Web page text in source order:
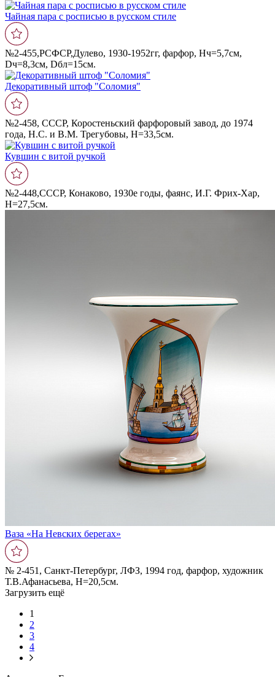
Чайная пара с росписью в русском стиле
№2-455,РСФСР,Дулево, 1930-1952гг, фарфор, Hч=5,7см,
Dч=8,3см, Dбл=15см.
Декоративный штоф "Соломия"
№2-458, СССР, Коростеньский фарфоровый завод, до 1974
года, Н.С. и В.М. Трегубовы, Н=33,5см.
Кувшин с витой ручкой
№2-448,СССР, Конаково, 1930е годы, фаянс, И.Г. Фрих-Хар,
Н=27,5см.
Ваза «На Невских берегах»
№ 2-451, Санкт-Петербург, ЛФЗ, 1994 год, фарфор, художник
Т.В.Афанасьева, Н=20,5см.
Загрузить ещё
1
2
3
4